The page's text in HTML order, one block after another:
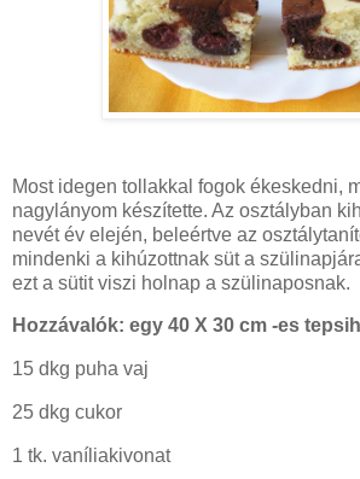
Most idegen tollakkal fogok ékeskedni,
nagylányom készítette. Az osztályban
nevét év elején, beleértve az
mindenki a kihúzottnak süt a
ezt a sütit viszi holnap a szülinaposnak.
Hozzávalók: egy 40 X 30 cm -es
15 dkg puha vaj
25 dkg cukor
1 tk. vaníliakivonat